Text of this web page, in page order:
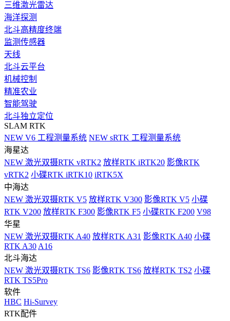
三维激光雷达
海洋探测
北斗高精度终端
监测传感器
天线
北斗云平台
机械控制
精准农业
智能驾驶
北斗独立定位
SLAM RTK
NEW V6 工程测量系统 NEW sRTK 工程测量系统
海星达
NEW 激光双摄RTK vRTK2 放样RTK iRTK20 影像RTK
vRTK2 小碟RTK iRTK10 iRTK5X
中海达
NEW 激光双摄RTK V5 放样RTK V300 影像RTK V5 小碟
RTK V200 放样RTK F300 影像RTK F5 小碟RTK F200 V98
华星
NEW 激光双摄RTK A40 放样RTK A31 影像RTK A40 小碟
RTK A30 A16
北斗海达
NEW 激光双摄RTK TS6 影像RTK TS6 放样RTK TS2 小碟
RTK TS5Pro
软件
HBC Hi-Survey
RTK配件